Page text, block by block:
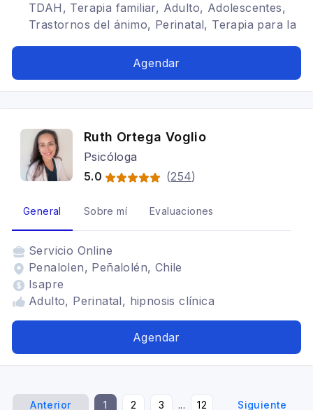
TDAH, Terapia familiar, Adulto, Adolescentes,
Trastornos del ánimo, Perinatal, Terapia para la
Terapia de pareja, Trastornos de la
Tratamientos para fobia social
Agendar
Ruth Ortega Voglio
Psicóloga
5.0
(254)
General Sobre mí Evaluaciones
Servicio Online
Penalolen, Peñalolén, Chile
Isapre
Adulto, Perinatal, hipnosis clínica
Agendar
Anterior 1 2 3 ... 12 Siguiente